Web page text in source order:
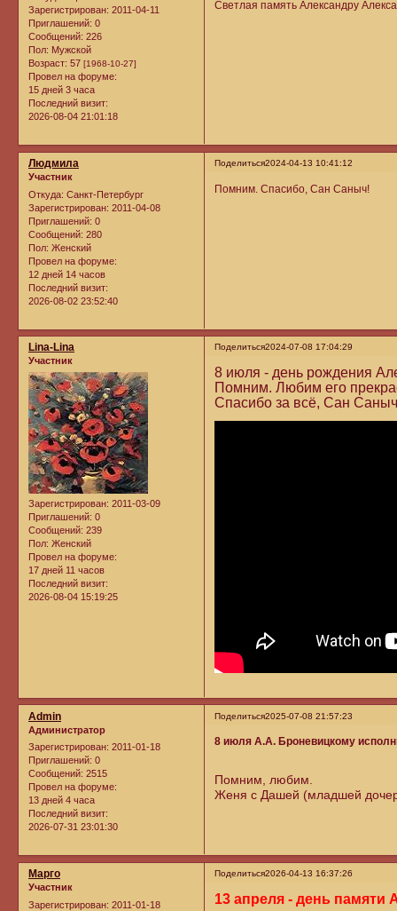
Зарегистрирован: 2011-04-11
Приглашений: 0
Сообщений: 226
Пол: Мужской
Возраст: 57 [1968-10-27]
Провел на форуме:
15 дней 3 часа
Последний визит:
2026-08-04 21:01:18
Светлая память Александру
Поделиться2024-04-13 10:41:12
Людмила
Участник
Откуда: Санкт-Петербург
Зарегистрирован: 2011-04-08
Приглашений: 0
Сообщений: 280
Пол: Женский
Провел на форуме:
12 дней 14 часов
Последний визит:
2026-08-02 23:52:40
Помним. Спасибо, Сан Саныч!
Поделиться2024-07-08 17:04:29
Lina-Lina
Участник
Зарегистрирован: 2011-03-09
Приглашений: 0
Сообщений: 239
Пол: Женский
Провел на форуме:
17 дней 11 часов
Последний визит:
2026-08-04 15:19:25
8 июля - день рождения
Помним. Любим его
Спасибо за всё, Сан
Поделиться2025-07-08 21:57:23
Admin
Администратор
Зарегистрирован: 2011-01-18
Приглашений: 0
Сообщений: 2515
Провел на форуме:
13 дней 4 часа
Последний визит:
2026-07-31 23:01:30
8 июля А.А. Броневицкому
Помним, любим.
Женя с Дашей (младшей
Поделиться2026-04-13 16:37:26
Марго
Участник
Зарегистрирован: 2011-01-18
13 апреля - день памяти